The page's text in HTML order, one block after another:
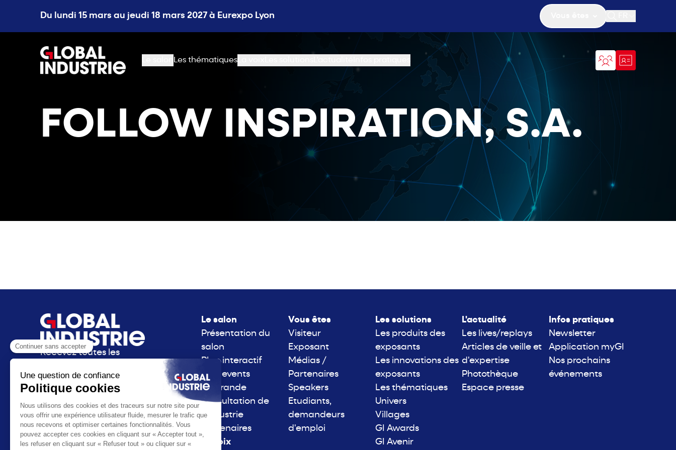
Du lundi 15 mars au jeudi 18 mars 2027 à Eurexpo Lyon
Ouvrir la
page.home
Les thématiques
FOLLOW INSPIRATION, S.A.
Recevez toutes les
Industrie directement
dans votre boite mail.
S'inscrire à la newsletter
Le salon
Présentation du
salon
Plan interactif
Side events
La grande
consultation de
l'Industrie
Partenaires
La voix
Vous êtes
Visiteur
Exposant
Médias /
Partenaires
Speakers
Etudiants,
demandeurs
d'emploi
Les solutions
Les produits des
exposants
Les innovations des
exposants
Les thématiques
Univers
Villages
GI Awards
GI Avenir
L'actualité
Les lives/replays
Articles de veille et
d'expertise
Photothèque
Espace presse
Infos pratiques
Newsletter
Application myGI
Nos prochains
événements